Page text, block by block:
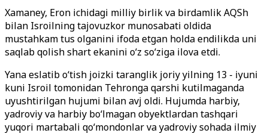
Xamaney, Eron ichidagi milliy birlik va birdamlik AQSh
bilan Isroilning tajovuzkor munosabati oldida
mustahkam tus olganini ifoda etgan holda endilikda uni
saqlab qolish shart ekanini o‘z so‘ziga ilova etdi.
Yana eslatib o‘tish joizki taranglik joriy yilning 13 - iyuni
kuni Isroil tomonidan Tehronga qarshi kutilmaganda
uyushtirilgan hujumi bilan avj oldi. Hujumda harbiy,
yadroviy va harbiy bo‘lmagan obyektlardan tashqari
yuqori martabali qo‘mondonlar va yadroviy sohada ilmiy